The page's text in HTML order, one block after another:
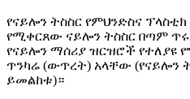
የናይሎን ትስስር የምህንድስና
የሚቀርጸው ናይሎን ትስስር በጣም ጥሩ
የናይሎን ማሰሪያ ዝርዝሮች የተለያዩ
ጥንካሬ (ውጥረት) አላቸው (የናይሎን
ይመልከቱ)።